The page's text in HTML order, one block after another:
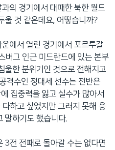
의 경기에서 대패한 북한 월드
울 것 같은데요, 어떻습니까?
에서 열린 경기에서 포르투갈
버그 인근 미드란드에 있는 본부
울한 분위기인 것으로 전해지고
격수인 정대세 선수는 전반은
집중력을 잃고 실수가 많아서
하고 싶었지만 그러지 못해 응
말하기도 했습니다.
3전 전패로 돌아갈 수는 없다면